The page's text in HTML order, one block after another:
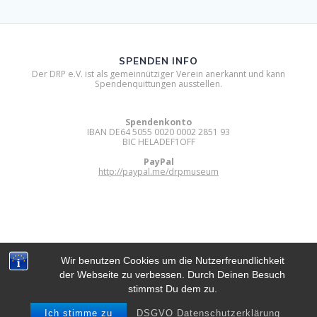
Wir benutzen Cookies um die Nutzerfreundlichkeit
der Webseite zu verbessen. Durch Deinen Besuch
stimmst Du dem zu.
Ich stimme zu DSGVO Datenschutzerklärung
DIGITAL RETRO PARK E.V.
© 2012 - 2026 Digital Retro Park e.V..
Built using WordPress and Mesmerize Theme.
SPENDEN INFO
Der DRP e.V. ist als gemeinnütziger Verein anerkannt und kann
Spendenquittungen ausstellen.
Spendenkonto
IBAN DE64 5055 0020 0002 2851 93
BIC HELADEF1OFF
PayPal
http://paypal.me/drpmuseum